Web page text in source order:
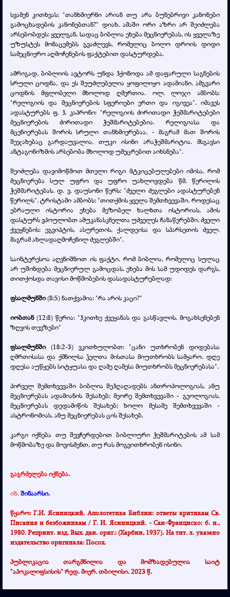
სვამენ კითხვას: "თანხმიერნი არიან თუ არა ბუნებრივი კანონები
გამოცხადების კანონებთან?" დიახ, ამაში ორი აზრი არ შეიძლება
არსებობდეს: ყველგან, სადაც ბიბლია ეხება მეცნიერებას, ის ყველაზე
უზუსტეს მონაცემებს გვაძლევს, რომელიც ბოლო დროის დიდი
სამეცნიერო აღმოჩენების ფაქტებით დასტურდება.
ამრიგად, ბიბლიის ავტორს უნდა ჰქონოდა ამ დაფარული საგნების
სრული ცოდნა, და ეს შეუძლებელია ყოფილიყო ადამიანი. ამგვარი
ცოდნის მფლობელი მხოლოდ ღმერთია. ოლ. ლოჯი ამბობს:
"რელიგიის და მეცნიერების სფეროები ერთი და იგივეა". იმავეს
ადასტურებს ფ. ჰ. კაპრონი: "რელიგიის ძირითადი ჭეშმარიტებები
მეცნიერების ძირითადი ჭეშმარიტებებია. რელიგიასა და
მცენიერებას შორის სრული თანხმიერებაა, - მაგრამ მათ შორის
შეჯახებაც გარდაუვალია, თუკი ისინი არაჭეშმარიტია. მსგავსი
ანტაგონიზმის არსებობა მხოლოდ უმეცრებით აიხსნება".
შეიძლება დავიმოწმოთ მთელი რიგი მტკიცებულებები იმისა, რომ
მეცნიერება სულ უფრო და უფრო უახლოვდება წმ. წერილის
ჭეშმარიტებას. დ. ვ. დაუსონი წერს: "ძველი ძეგლები ადასტურებენ
წერილს". ტრისტამი ამბობს: "თითქმის ყველა შემთხვევაში, როდესაც
ებრაული ისტორია ეხება მეზობელ ხალხთა ისტორიას, ამის
დასტურს ვპოულობთ ამუკანასკნელთა უძველეს ჩანაწერებში, ძველი
ქვეყნების: ეგვიპტის, ასურეთის, ქალდეისა და სპარსეთის ძველ,
მაგრამ ახლადაღმოჩენილ ძეგლებში".
საინტერესოა აღვნიშნოთ ის ფაქტი, რომ ბიბლია, რომელიც სულაც
არ უშინდება მეცნიერულ გამოცდას, ეხება მის სამ უდიდეს დარგს,
თითქოსდა თავისი მოწმობების დასადასტურებლად:
ფსალმუნში(8:5) ნათქვამია: "რა არის კაცი?"
იობთან (12:8) წერია: "ჰკითხე ქვეყანას და გასწავლის, მოგახსენებენ
ზღვის თევზები"
ფსალმუნში (18:2-3) ვკითხულობთ: "ცანი უთხრობენ დიდებასა
ღმრთისასა და ქმნილსა ჴელთა მისთასა მიუთხრობს სამყარო. დღე
დღესა აუწყებს სიტყუასა და ღამე ღამესა მიუთხრობს მეცნიერებასა".
პირველ შემთხვევაში ბიბლია შეჰღაღადებს ანთროპოლოგიას, ანუ
მეცნიერებას ადამიანის შესახებ; მეორე შემთხვევაში - გეოლოგიას,
მეცნიერებას დედამიწის შესახებ; ხოლო მესამე შემთხვევაში -
ასტრონომიას, ანუ მეცნიერებას ცის შესახებ.
კარგი იქნება თუ შევჩერდებით ბიბლიური ჭეშმარიტების ამ სამ
მოწმობაზე და მოვისმენთ, თუ რას მოგვითხრობენ ისინი.
გაგრძელება იქნება.
იხ.შინაარსი.
წყარო: Г.И. Ясиницкий. Апологетика Библии: ответы критикам Св.
Писания и безбожникам / Г. И. Ясиницкий. - Сан-Франциско: б. и.,
1980. Репринт. изд. Вых. дан. ориг.: (Харбин, 1937). На тит. л. указано
издательство оригинала: Посох.
პუბლიკაცია თარგმნილია და მომზადებულია საიტ
"აპოკალიფსისის" რედ. მიერ. თბილისი. 2023 წ.